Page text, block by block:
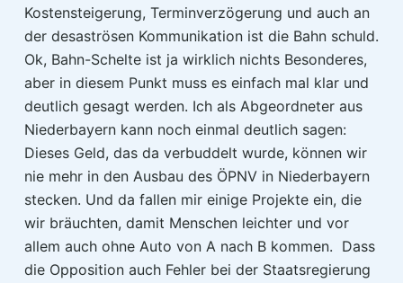
Kostensteigerung, Terminverzögerung und auch an
der desaströsen Kommunikation ist die Bahn schuld.
Ok, Bahn-Schelte ist ja wirklich nichts Besonderes,
aber in diesem Punkt muss es einfach mal klar und
deutlich gesagt werden. Ich als Abgeordneter aus
Niederbayern kann noch einmal deutlich sagen:
Dieses Geld, das da verbuddelt wurde, können wir
nie mehr in den Ausbau des ÖPNV in Niederbayern
stecken. Und da fallen mir einige Projekte ein, die
wir bräuchten, damit Menschen leichter und vor
allem auch ohne Auto von A nach B kommen. Dass
die Opposition auch Fehler bei der Staatsregierung